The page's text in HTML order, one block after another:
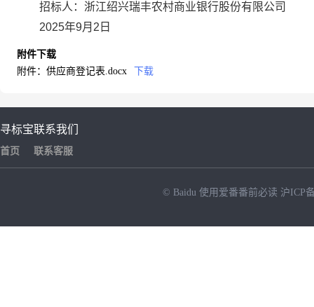
招标人：浙江绍兴瑞丰农村商业银行股份有限公司
2025年9月2日
附件下载
附件：供应商登记表.docx
下载
寻标宝
首页
联系我们
联系客服
© Baidu 使用爱番番前必读 沪ICP